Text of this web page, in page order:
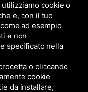
utilizziamo cookie o
e, con il tuo
ad esempio
e non
specificato nella
o cliccando
cookie
da installare,